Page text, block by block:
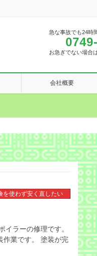
急な事故でも24時
お急ぎでない場合
会社概要
を使わず安く直したい
ラーの修理です。
作業です。 塗装が完